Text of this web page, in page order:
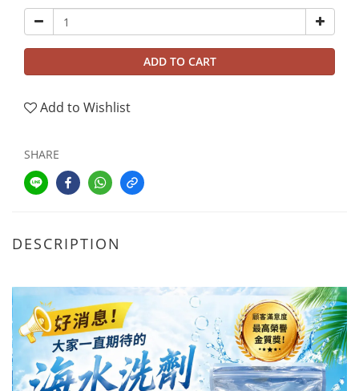
ADD TO CART
Add to Wishlist
SHARE
DESCRIPTION